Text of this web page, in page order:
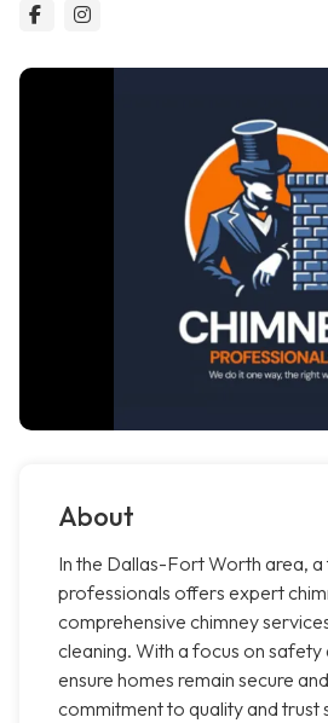
About
In the Dallas-Fort Worth area,
professionals offers expert
comprehensive chimney
cleaning. With a focus on safety
ensure homes remain secure
commitment to quality and trust